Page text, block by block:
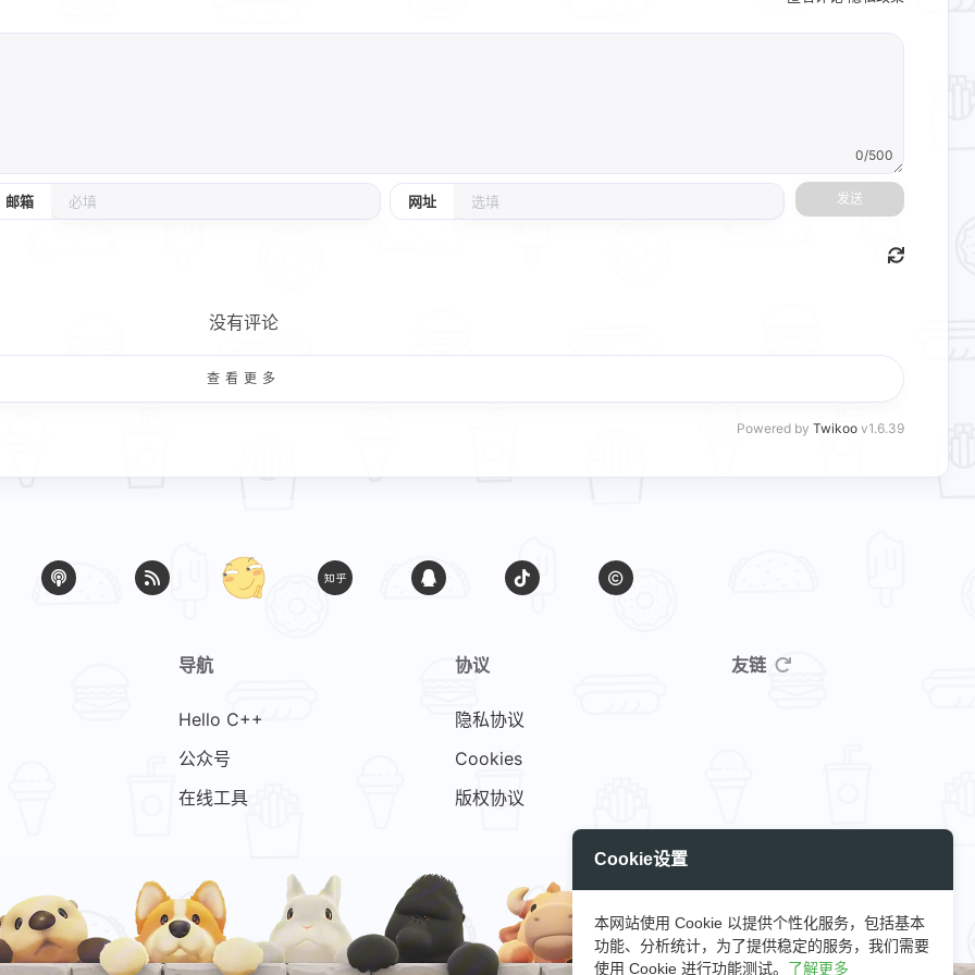
邮箱 网址
0/500
发送
没有评论
查看更多
Powered by Twikoo v1.6.39
导航
Hello C++
公众号
在线工具
协议
隐私协议
Cookies
版权协议
友链
Cookie设置
本网站使用 Cookie 以提供个性化服务，包括基本
功能、分析统计，为了提供稳定的服务，我们需要
使用 Cookie 进行功能测试。 了解更多